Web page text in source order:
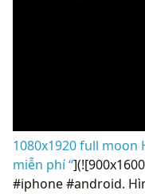
1080x1920 full moon
miễn phí “
#iphone #android.